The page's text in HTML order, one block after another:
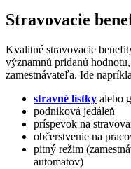
Stravovacie
Kvalitné stravovacie
významnú pridanú
zamestnávateľa. Ide
stravné lístky alebo
podniková jedáleň
príspevok na
občerstvenie na
pitný režim
automatov)